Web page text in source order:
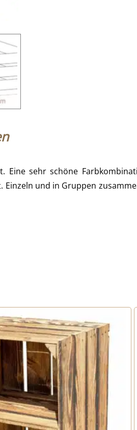
Eine sehr schöne
und in Gruppen